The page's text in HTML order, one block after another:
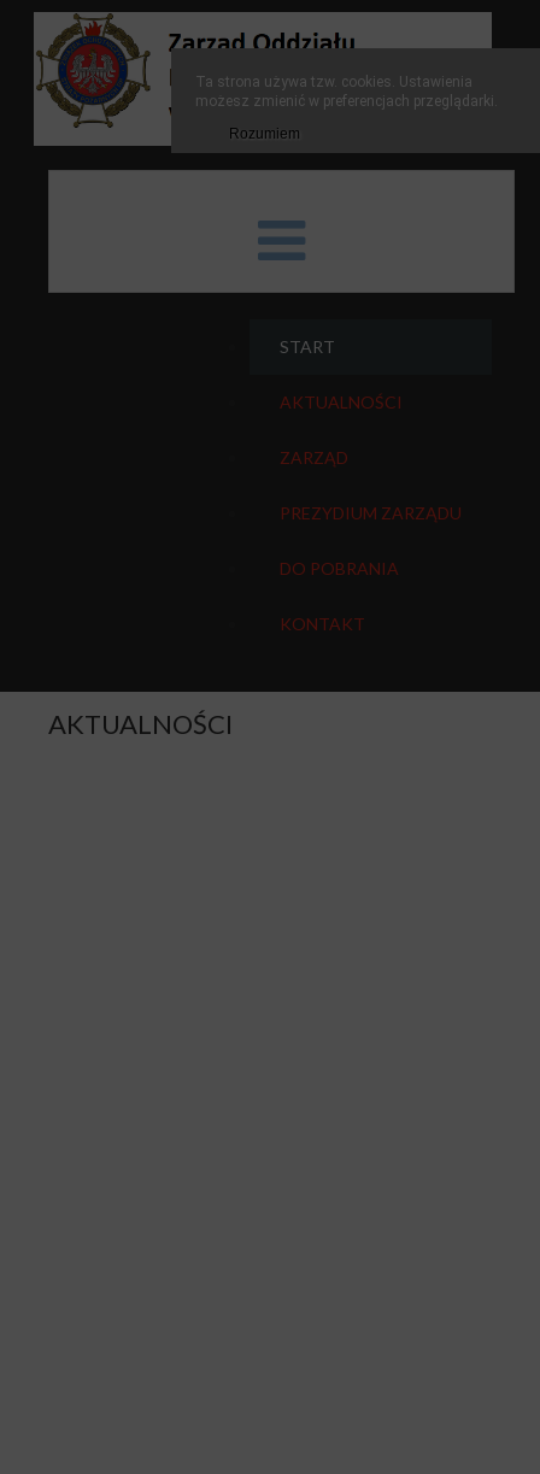
START
AKTUALNOŚCI
ZARZĄD
PREZYDIUM ZARZĄDU
DO POBRANIA
KONTAKT
AKTUALNOŚCI
Ta strona używa tzw. cookies. Ustawienia
możesz zmienić w preferencjach przeglądarki.
Rozumiem